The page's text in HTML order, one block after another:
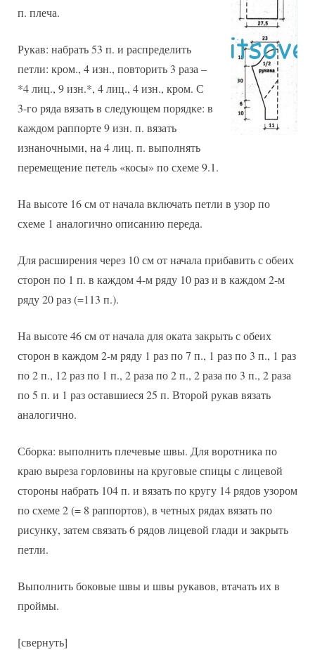
п. плеча.
Рукав: набрать 53 п. и распределить
петли: кром., 4 изн., повторить 3 раза –
*4 лиц., 9 изн.*, 4 лиц., 4 изн., кром. С
3-го ряда вязать в следующем порядке: в
каждом раппорте 9 изн. п. вязать
изнаночными, на 4 лиц. п. выполнять
перемещение петель «косы» по схеме 9.1.
На высоте 16 см от начала включать петли в узор по
схеме 1 аналогично описанию переда.
Для расширения через 10 см от начала прибавить с обеих
сторон по 1 п. в каждом 4-м ряду 10 раз и в каждом 2-м
ряду 20 раз (=113 п.).
На высоте 46 см от начала для оката закрыть с обеих
сторон в каждом 2-м ряду 1 раз по 7 п., 1 раз по 3 п., 1 раз
по 2 п., 12 раз по 1 п., 2 раза по 2 п., 2 раза по 3 п., 2 раза
по 5 п. и 1 раз оставшиеся 25 п. Второй рукав вязать
аналогично.
Сборка: выполнить плечевые швы. Для воротника по
краю выреза горловины на круговые спицы с лицевой
стороны набрать 104 п. и вязать по кругу 14 рядов узором
по схеме 2 (= 8 раппортов), в четных рядах вязать по
рисунку, затем связать 6 рядов лицевой глади и закрыть
петли.
Выполнить боковые швы и швы рукавов, втачать их в
проймы.
[свернуть]